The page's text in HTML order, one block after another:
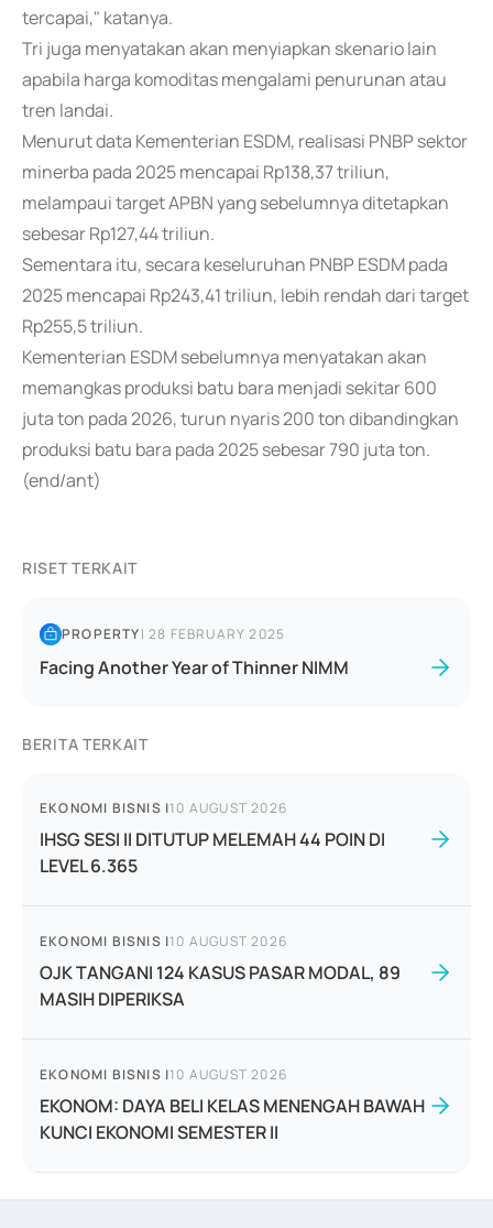
tercapai," katanya.
Tri juga menyatakan akan menyiapkan skenario lain
apabila harga komoditas mengalami penurunan atau
tren landai.
Menurut data Kementerian ESDM, realisasi PNBP sektor
minerba pada 2025 mencapai Rp138,37 triliun,
melampaui target APBN yang sebelumnya ditetapkan
sebesar Rp127,44 triliun.
Sementara itu, secara keseluruhan PNBP ESDM pada
2025 mencapai Rp243,41 triliun, lebih rendah dari target
Rp255,5 triliun.
Kementerian ESDM sebelumnya menyatakan akan
memangkas produksi batu bara menjadi sekitar 600
juta ton pada 2026, turun nyaris 200 ton dibandingkan
produksi batu bara pada 2025 sebesar 790 juta ton.
(end/ant)
RISET TERKAIT
PROPERTY|28 FEBRUARY 2025
Facing Another Year of Thinner NIMM
BERITA TERKAIT
EKONOMI BISNIS |10 AUGUST 2026
IHSG SESI II DITUTUP MELEMAH 44 POIN DI
LEVEL 6.365
EKONOMI BISNIS |10 AUGUST 2026
OJK TANGANI 124 KASUS PASAR MODAL, 89
MASIH DIPERIKSA
EKONOMI BISNIS |10 AUGUST 2026
EKONOM: DAYA BELI KELAS MENENGAH BAWAH
KUNCI EKONOMI SEMESTER II